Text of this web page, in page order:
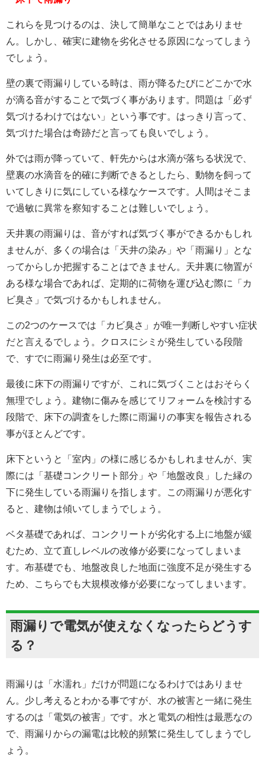
これらを見つけるのは、決して簡単なことではありませ
ん。しかし、確実に建物を劣化させる原因になってしまう
でしょう。
壁の裏で雨漏りしている時は、雨が降るたびにどこかで水
が滴る音がすることで気づく事があります。問題は「必ず
気づけるわけではない」という事です。はっきり言って、
気づけた場合は奇跡だと言っても良いでしょう。
外では雨が降っていて、軒先からは水滴が落ちる状況で、
壁裏の水滴音を的確に判断できるとしたら、動物を飼って
いてしきりに気にしている様なケースです。人間はそこま
で過敏に異常を察知することは難しいでしょう。
天井裏の雨漏りは、音がすれば気づく事ができるかもしれ
ませんが、多くの場合は「天井の染み」や「雨漏り」とな
ってからしか把握することはできません。天井裏に物置が
ある様な場合であれば、定期的に荷物を運び込む際に「カ
ビ臭さ」で気づけるかもしれません。
この2つのケースでは「カビ臭さ」が唯一判断しやすい症状
だと言えるでしょう。クロスにシミが発生している段階
で、すでに雨漏り発生は必至です。
最後に床下の雨漏りですが、これに気づくことはおそらく
無理でしょう。建物に傷みを感じてリフォームを検討する
段階で、床下の調査をした際に雨漏りの事実を報告される
事がほとんどです。
床下というと「室内」の様に感じるかもしれませんが、実
際には「基礎コンクリート部分」や「地盤改良」した縁の
下に発生している雨漏りを指します。この雨漏りが悪化す
ると、建物は傾いてしまうでしょう。
ベタ基礎であれば、コンクリートが劣化する上に地盤が緩
むため、立て直しレベルの改修が必要になってしまいま
す。布基礎でも、地盤改良した地面に強度不足が発生する
ため、こちらでも大規模改修が必要になってしまいます。
雨漏りで電気が使えなくなったらどうす
る？
雨漏りは「水濡れ」だけが問題になるわけではありませ
ん。少し考えるとわかる事ですが、水の被害と一緒に発生
するのは「電気の被害」です。水と電気の相性は最悪なの
で、雨漏りからの漏電は比較的頻繁に発生してしまうでし
ょう。